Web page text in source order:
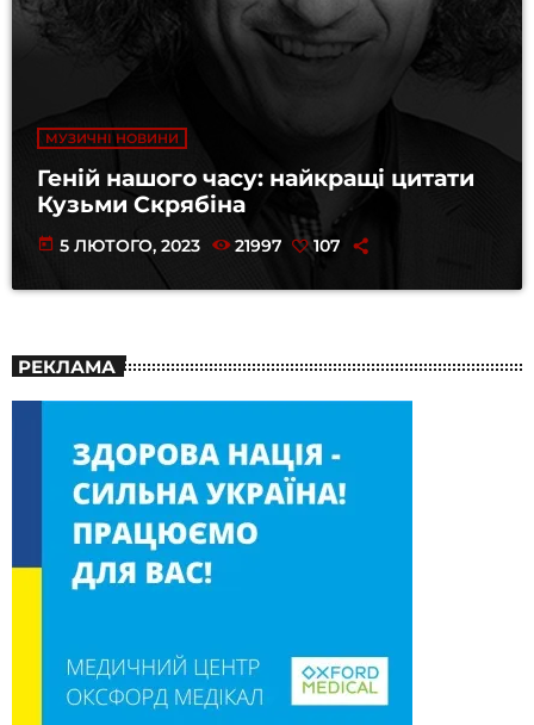
МУЗИЧНІ НОВИНИ
Геній нашого часу: найкращі цитати
Кузьми Скрябіна
today 5 ЛЮТОГО, 2023 21997 107
РЕКЛАМА